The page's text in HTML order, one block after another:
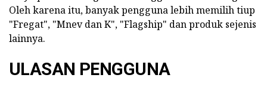
Oleh karena itu, banyak pengguna lebih memilih tiup
"Fregat", "Mnev dan K", "Flagship" dan produk sejenis
lainnya.
ULASAN PENGGUNA